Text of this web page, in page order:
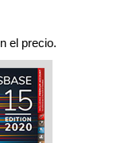
el precio.